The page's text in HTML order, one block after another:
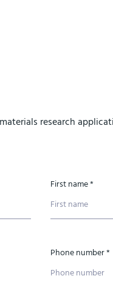
research
First name *
Phone number *